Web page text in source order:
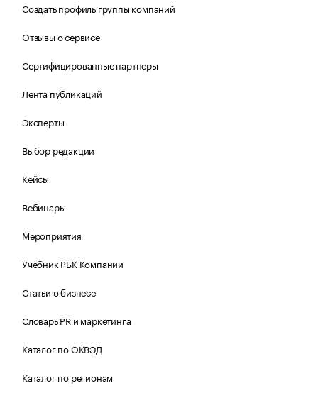
Создать профиль группы компаний
Отзывы о сервисе
Сертифицированные партнеры
Лента публикаций
Эксперты
Выбор редакции
Кейсы
Вебинары
Мероприятия
Учебник РБК Компании
Статьи о бизнесе
Словарь PR и маркетинга
Каталог по ОКВЭД
Каталог по регионам